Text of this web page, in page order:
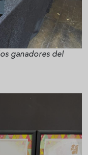
ganadores del